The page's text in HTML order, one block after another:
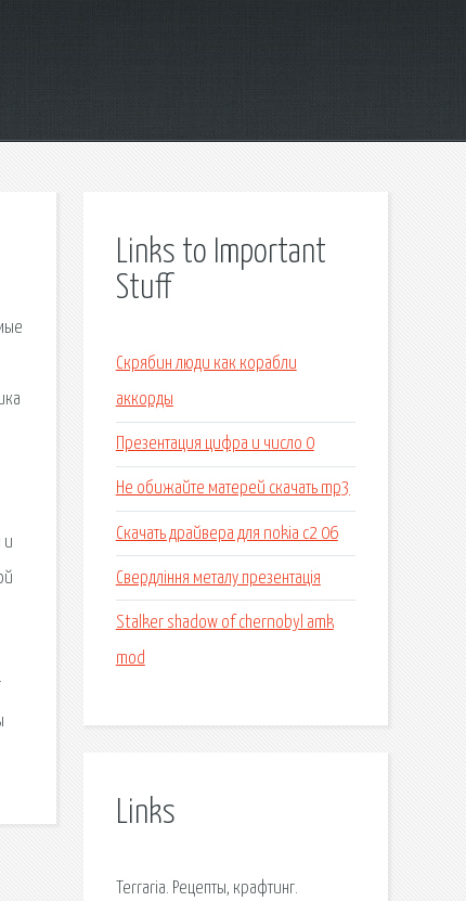
и
Links to Important
Stuff
Скрябин люди как корабли
аккорды
Презентация цифра и число 0
Не обижайте матерей скачать mp3
Скачать драйвера для nokia c2 06
Свердління металу презентація
Stalker shadow of chernobyl amk
mod
Links
Terraria. Рецепты, крафтинг.